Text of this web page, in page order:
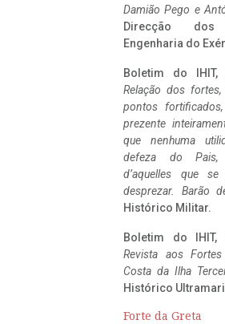
Damião Pego e
Direcção
Engenharia do
Boletim do
Relação dos
pontos
prezente
que nenhuma
defeza do Pais,
d’aquelles que
desprezar. Barão
Histórico Militar.
Boletim do
Revista aos
Costa da Ilha
Histórico
Forte da Greta